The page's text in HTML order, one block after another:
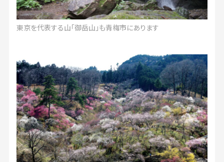
東京を代表する山「御岳山」も青梅市にあります